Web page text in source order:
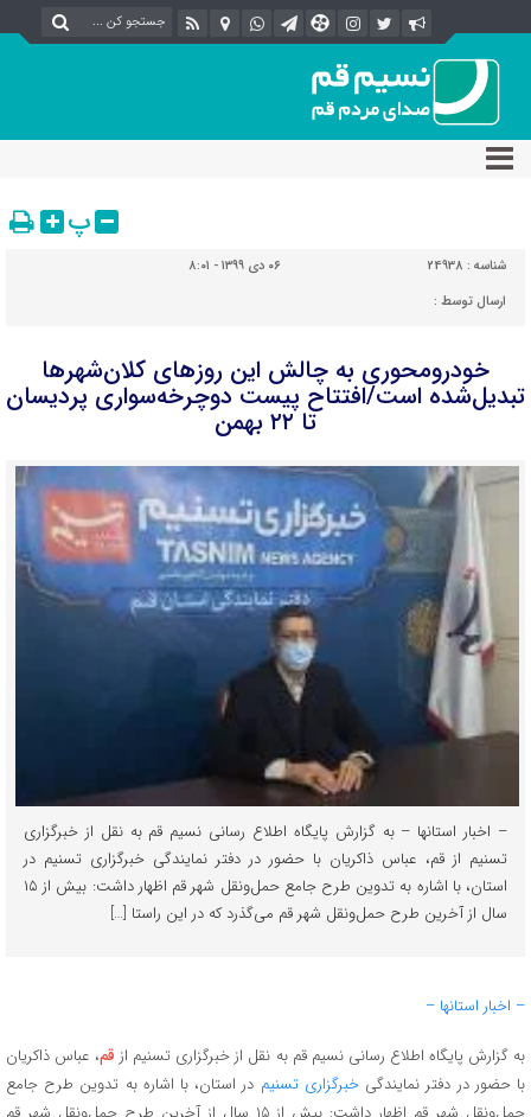
پ
شناسه : 24938
۰۶ دی ۱۳۹۹ - ۸:۰۱
ارسال توسط :
خودرومحوری به چالش این روزهای کلان‌شهرها
تبدیل‌شده است/افتتاح پیست دوچرخه‌سواری پردیسان
تا ۲۲ بهمن
– اخبار استانها – به گزارش پایگاه اطلاع رسانی نسیم قم به نقل از خبرگزاری
تسنیم از قم، عباس ذاکریان با حضور در دفتر نمایندگی خبرگزاری تسنیم در
استان، با اشاره به تدوین طرح جامع حمل‌ونقل شهر قم اظهار داشت: بیش از ۱۵
سال از آخرین طرح حمل‌ونقل شهر قم می‌گذرد که در این راستا […]
– اخبار استانها –
به گزارش پایگاه اطلاع رسانی نسیم قم به نقل از خبرگزاری تسنیم از قم، عباس ذاکریان
با حضور در دفتر نمایندگیخبرگزاری تسنیم در استان، با اشاره به تدوین طرح جامع